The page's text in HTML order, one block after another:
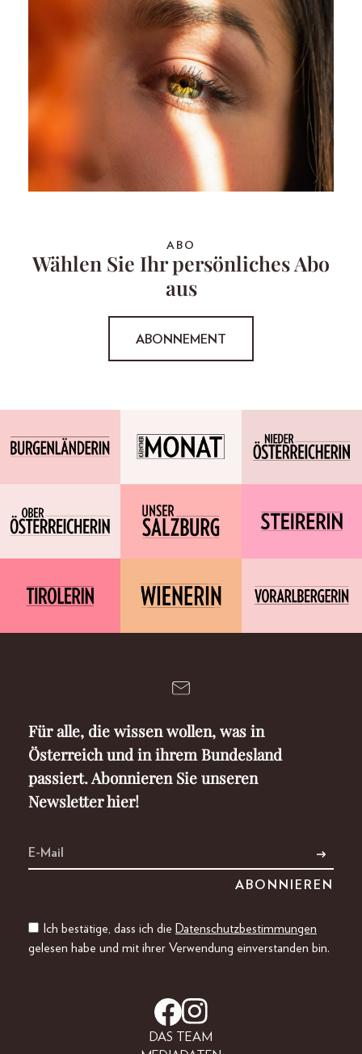
ABO
Wählen Sie Ihr persönliches Abo
aus
ABONNEMENT
Für alle, die wissen wollen, was in
Österreich und in ihrem Bundesland
passiert. Abonnieren Sie unseren
Newsletter hier!
Ich bestätige, dass ich die Datenschutzbestimmungen
gelesen habe und mit ihrer Verwendung einverstanden bin.
DAS TEAM